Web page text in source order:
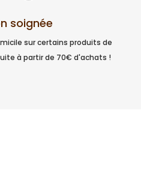
soignée
sur certains produits de
à partir de 70€ d'achats !